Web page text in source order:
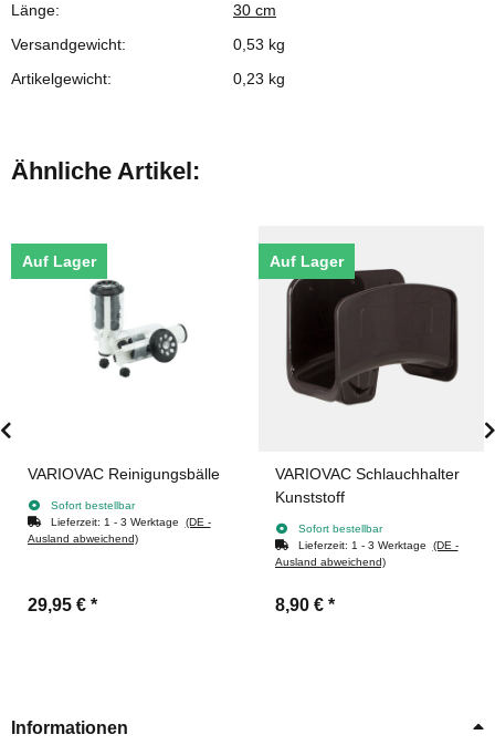
Länge:
30 cm
Versandgewicht:
0,53 kg
Artikelgewicht:
0,23 kg
Ähnliche Artikel:
Auf Lager
VARIOVAC Reinigungsbälle
Sofort bestellbar
Lieferzeit: 1 - 3 Werktage (DE -
Ausland abweichend)
29,95 € *
Auf Lager
VARIOVAC Schlauchhalter
Kunststoff
Sofort bestellbar
Lieferzeit: 1 - 3 Werktage (DE -
Ausland abweichend)
8,90 € *
Informationen